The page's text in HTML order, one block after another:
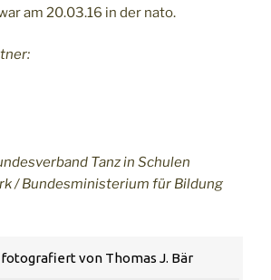
am 20.03.16 in der nato.
Tanz in Schulen
/ Bundesministerium für Bildung
von Thomas J. Bär